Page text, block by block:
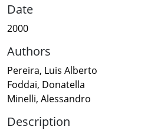
Date
2000
Authors
Pereira, Luis Alberto
Foddai, Donatella
Minelli, Alessandro
Description